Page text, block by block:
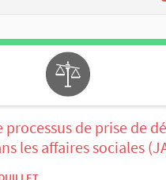
processus de prise de
les affaires sociales